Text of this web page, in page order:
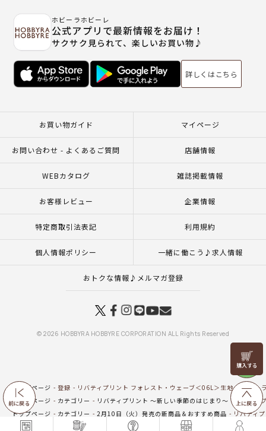
前に戻る
リリヤン
フェア
上に戻る
ホビーラホビーレ
公式アプリで最新情報をお届け！
サクサク見られて、楽しいお買い物♪
詳しくはこちら
お買い物ガイド マイページ
お問い合わせ - よくあるご質問 店舗情報
WEBカタログ 雑誌掲載情報
お客様レビュー 企業情報
特定商取引法表記 利用規約
個人情報ポリシー 一緒に働こう♪求人情報
おトクな情報♪メルマガ登録
© 2026 HOBBYRA HOBBYRE CORPORATION ALL Rights Reserved
トップページ 登録
リバティプリント フォレスト・ウェーブ＜06L＞生地 （ホビ
トップページ
カテゴリー リバティプリント ～新しい季節のはじまり～
リバティ
トップページ
カテゴリー 2月10日（火）発売の新商品＆おすすめ商品
リバティ
トップページ
新商品 生地一覧 リバティプリント フォレスト・ウェーブ＜